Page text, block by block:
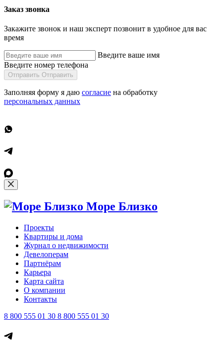
Заказ звонка
Закажите звонок и наш эксперт позвонит в удобное для вас
время
Введите ваше имя
Введите номер телефона
Отправить Отправить
Заполняя форму я даю согласие на обработку
персональных данных
Море Близко
Проекты
Квартиры и дома
Журнал о недвижимости
Девелоперам
Партнёрам
Карьера
Карта сайта
О компании
Контакты
8 800 555 01 30 8 800 555 01 30